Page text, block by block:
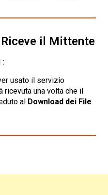
il Mittente
:
usato il servizio
ricevuta una volta che il
al Download dei File